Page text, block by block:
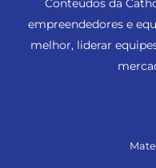
Conteúdos da
empreendedores e
melhor, liderar